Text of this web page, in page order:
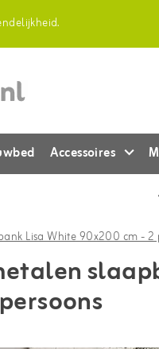
Accessoires
Lisa White 90x200 cm - 2